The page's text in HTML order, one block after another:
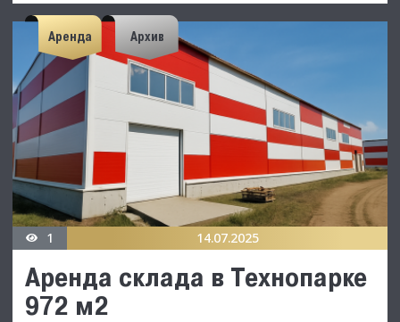
Аренда Архив
1 14.07.2025
Аренда склада в Технопарке
972 м2